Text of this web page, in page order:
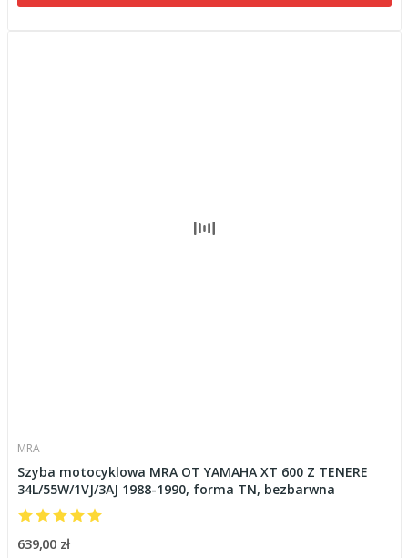
MRA
Szyba motocyklowa MRA OT YAMAHA XT 600 Z TENERE
34L/55W/1VJ/3AJ 1988-1990, forma TN, bezbarwna
639,00 zł